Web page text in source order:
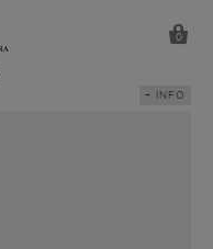
0
+ INFO